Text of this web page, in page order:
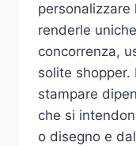
personalizzare
renderle
concorrenza,
solite
stampare
che si
o disegno e